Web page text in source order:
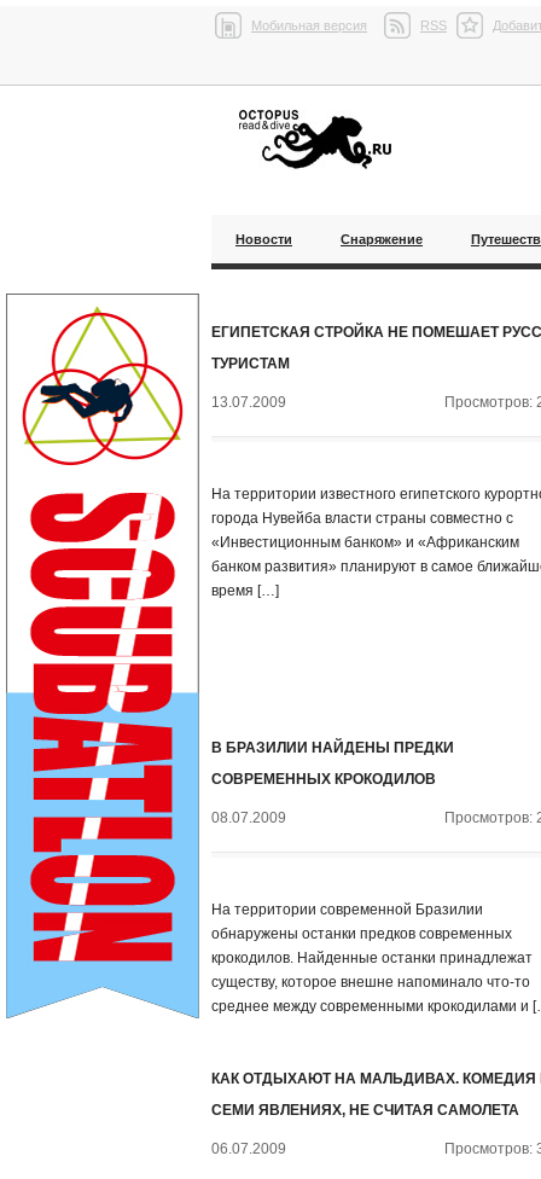
Мобильная версия RSS
Новости Снаряжение
ЕГИПЕТСКАЯ СТРОЙКА НЕ ПОМЕШАЕТ
ТУРИСТАМ
13.07.2009 Просмотров:
На территории известного египетского
города Нувейба власти страны совместно с
«Инвестиционным банком» и «Африканским
банком развития» планируют в самое
время […]
В БРАЗИЛИИ НАЙДЕНЫ ПРЕДКИ
СОВРЕМЕННЫХ КРОКОДИЛОВ
08.07.2009 Просмотров:
На территории современной Бразилии
обнаружены останки предков современных
крокодилов. Найденные останки принадлежат
существу, которое внешне напоминало что-то
среднее между современными крокодилами и
КАК ОТДЫХАЮТ НА МАЛЬДИВАХ. КОМЕДИЯ
СЕМИ ЯВЛЕНИЯХ, НЕ СЧИТАЯ САМОЛЕТА
06.07.2009 Просмотров: